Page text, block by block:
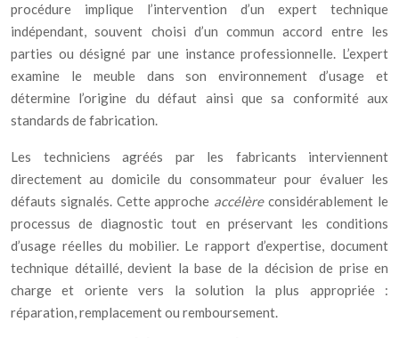
procédure implique l’intervention d’un expert technique
indépendant, souvent choisi d’un commun accord entre les
parties ou désigné par une instance professionnelle. L’expert
examine le meuble dans son environnement d’usage et
détermine l’origine du défaut ainsi que sa conformité aux
standards de fabrication.
Les techniciens agréés par les fabricants interviennent
directement au domicile du consommateur pour évaluer les
défauts signalés. Cette approche accélèreconsidérablement le
processus de diagnostic tout en préservant les conditions
d’usage réelles du mobilier. Le rapport d’expertise, document
technique détaillé, devient la base de la décision de prise en
charge et oriente vers la solution la plus appropriée :
réparation, remplacement ou remboursement.